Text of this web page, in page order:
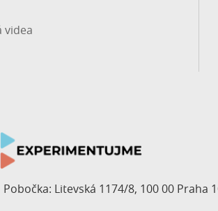
videa
Litevská 1174/8, 100 00 Praha